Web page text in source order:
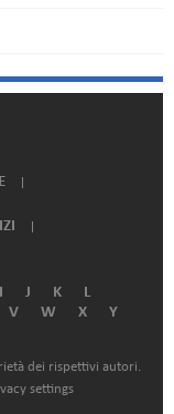
I J K
L
V W X
Y
dei rispettivi autori.
settings